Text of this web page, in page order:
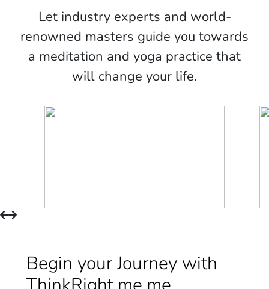
Let industry experts and world-
renowned masters guide you towards
a meditation and yoga practice that
will change your life.
Begin your Journey with